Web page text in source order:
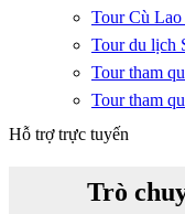
Tour Cù Lao
Tour du lịch
Tour tham
Tour tham
Hỗ trợ trực tuyến
Trò